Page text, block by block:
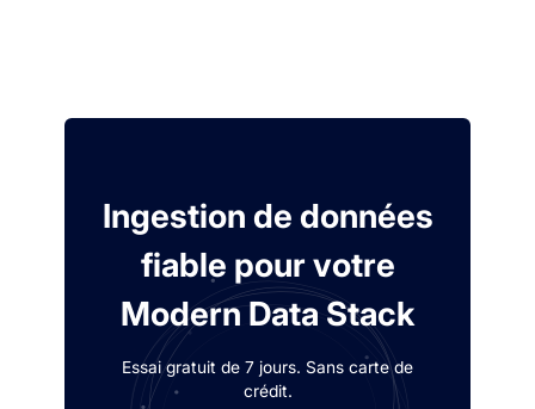
Ingestion de données
fiable pour votre
Modern Data Stack
Essai gratuit de 7 jours. Sans carte de
crédit.